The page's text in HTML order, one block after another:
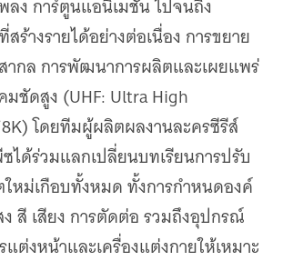
ลง การ์ตูนแอนิเมชัน ไปจนถึง
ร้างรายได้อย่างต่อเนื่อง การขยาย
ากล การพัฒนาการผลิตและเผยแพร่
ชัดสูง (UHF: Ultra High
โดยทีมผู้ผลิตผลงานละครซีรีส์
ได้ร่วมแลกเปลี่ยนบทเรียนการปรับ
หม่เกือบทั้งหมด ทั้งการกำหนดองค์
สี เสียง การตัดต่อ รวมถึงอุปกรณ์
ต่งหน้าและเครื่องแต่งกายให้เหมาะ